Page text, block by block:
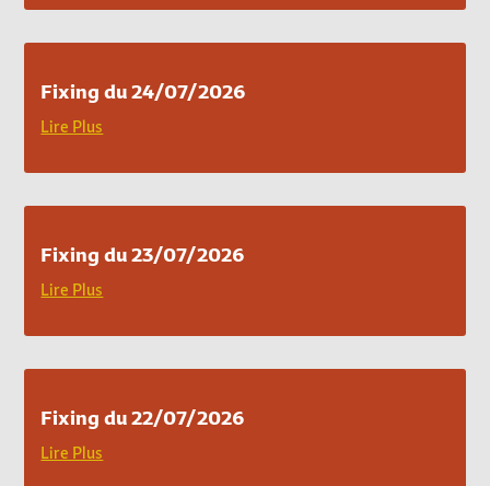
Fixing du 24/07/2026
Lire Plus
Fixing du 23/07/2026
Lire Plus
Fixing du 22/07/2026
Lire Plus